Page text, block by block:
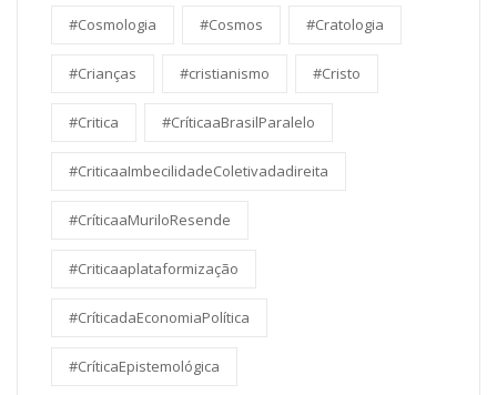
#Cosmologia #Cosmos #Cratologia
#Crianças #cristianismo #Cristo
#Critica #CríticaaBrasilParalelo
#CriticaaImbecilidadeColetivadadireita
#CríticaaMuriloResende
#Criticaaplataformização
#CríticadaEconomiaPolítica
#CríticaEpistemológica